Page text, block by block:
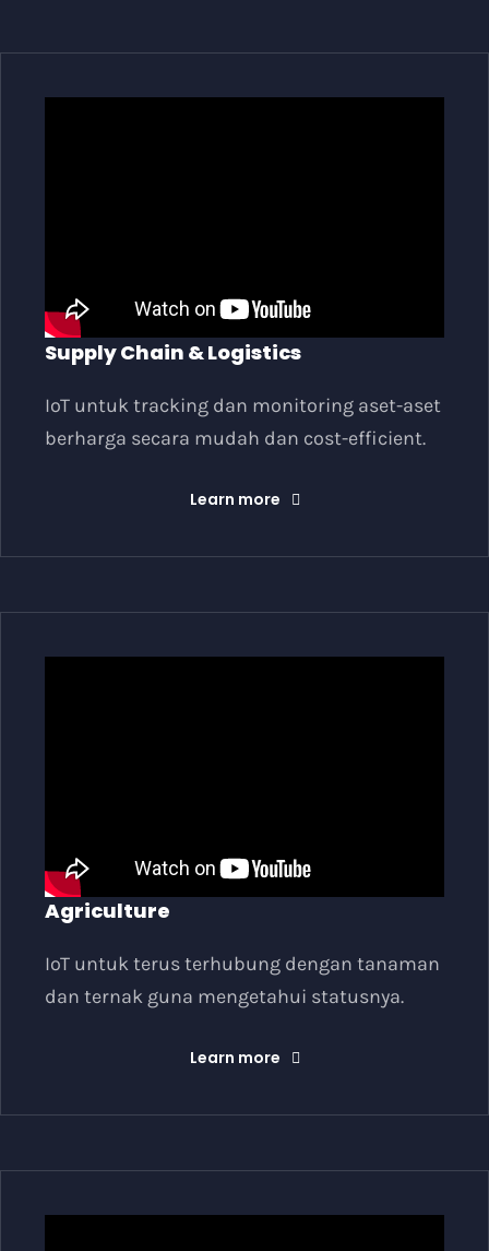
Supply Chain & Logistics
IoT untuk tracking dan monitoring aset-aset
berharga secara mudah dan cost-efficient.
Learn more
Agriculture
IoT untuk terus terhubung dengan tanaman
dan ternak guna mengetahui statusnya.
Learn more